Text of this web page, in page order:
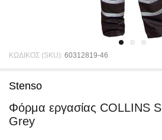
ΚΩΔΙΚΟΣ (SKU): 60312819-46
Stenso
Φόρμα εργασίας COLLINS
Grey